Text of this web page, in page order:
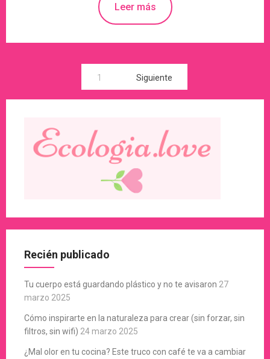
Leer más
de
1 Siguiente
Recién publicado
Tu cuerpo está guardando plástico y no te avisaron 27
marzo 2025
Cómo inspirarte en la naturaleza para crear (sin forzar, sin
filtros, sin wifi) 24 marzo 2025
¿Mal olor en tu cocina? Este truco con café te va a cambiar